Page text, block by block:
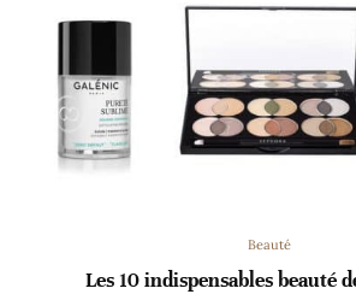
Beauté
Les 10 indispensables beauté